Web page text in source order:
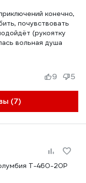
конечно,
почувствовать
(рукоятку
вольная душа
(7)
9 5
T-460-20P